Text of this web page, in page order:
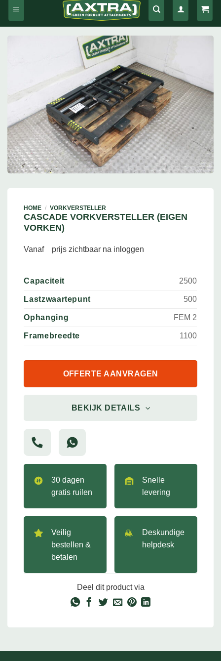
HOME / VORKVERSTELLER
CASCADE VORKVERSTELLER (EIGEN
VORKEN)
Vanaf prijs zichtbaar na inloggen
Capaciteit 2500
Lastzwaartepunt 500
Ophanging FEM 2
Framebreedte 1100
OFFERTE AANVRAGEN
BEKIJK DETAILS
30 dagen
gratis ruilen
Snelle
levering
Veilig
bestellen &
betalen
Deskundige
helpdesk
Deel dit product via